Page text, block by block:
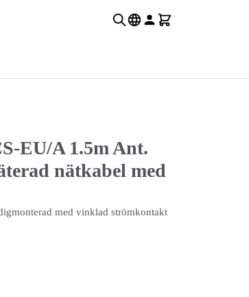
EU/A 1.5m Ant.
nätkabel med
med vinklad strömkontakt